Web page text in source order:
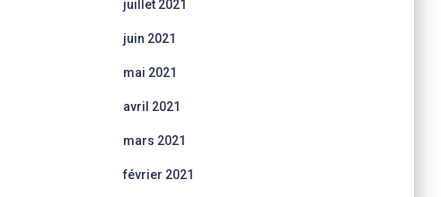
juillet 2021
juin 2021
mai 2021
avril 2021
mars 2021
février 2021